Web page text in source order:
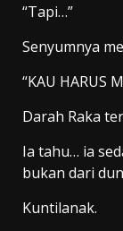
“Tapi…”
Senyumnya
“KAU HARUS
Darah Raka
Ia tahu… ia
bukan dari
Kuntilanak.